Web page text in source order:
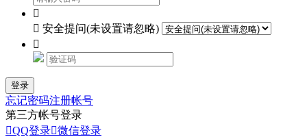

 安全提问(未设置请忽略)

登录
忘记密码注册帐号
第三方帐号登录
QQ登录微信登录